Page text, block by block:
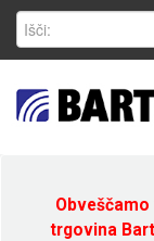
trgovina